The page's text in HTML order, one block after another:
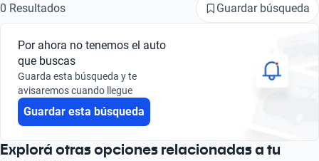
Buscá por marca
Buscá por modelo
Buscá por versión
0 Resultados Guardar búsqueda
Por ahora no tenemos el auto
que buscas
Guarda esta búsqueda y te
avisaremos cuando llegue
Guardar esta búsqueda
Explorá otras opciones relacionadas a tu